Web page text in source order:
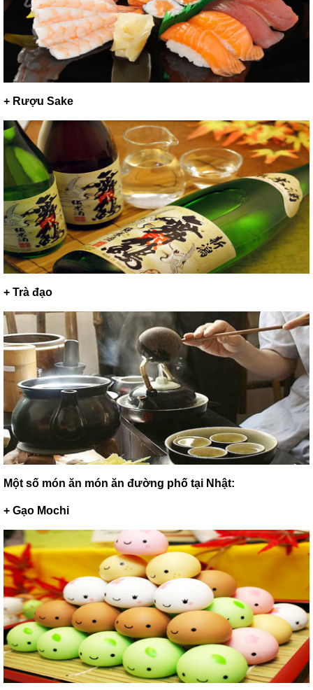
+ Rượu Sake
+ Trà đạo
Một số món ăn món ăn đường phố tại Nhật:
+ Gạo Mochi